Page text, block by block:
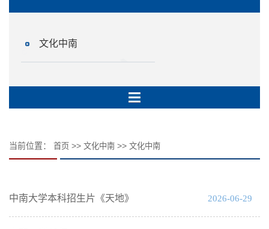
文化中南
当前位置： 首页 >> 文化中南 >> 文化中南
中南大学本科招生片《天地》 2026-06-29